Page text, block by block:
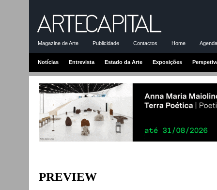
Magazine de Arte Publicidade Contactos Home
Notícias Entrevista Estado da Arte Exposições
PREVIEW